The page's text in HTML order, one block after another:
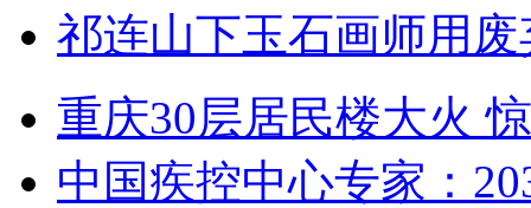
祁连山下玉石画师用
重庆30层居民楼大火
中国疾控中心专家：